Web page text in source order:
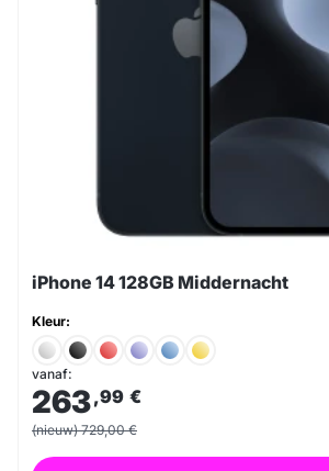
iPhone 14 128GB Middernacht
Kleur:
vanaf:
263,99 €
(nieuw) 729,00 €